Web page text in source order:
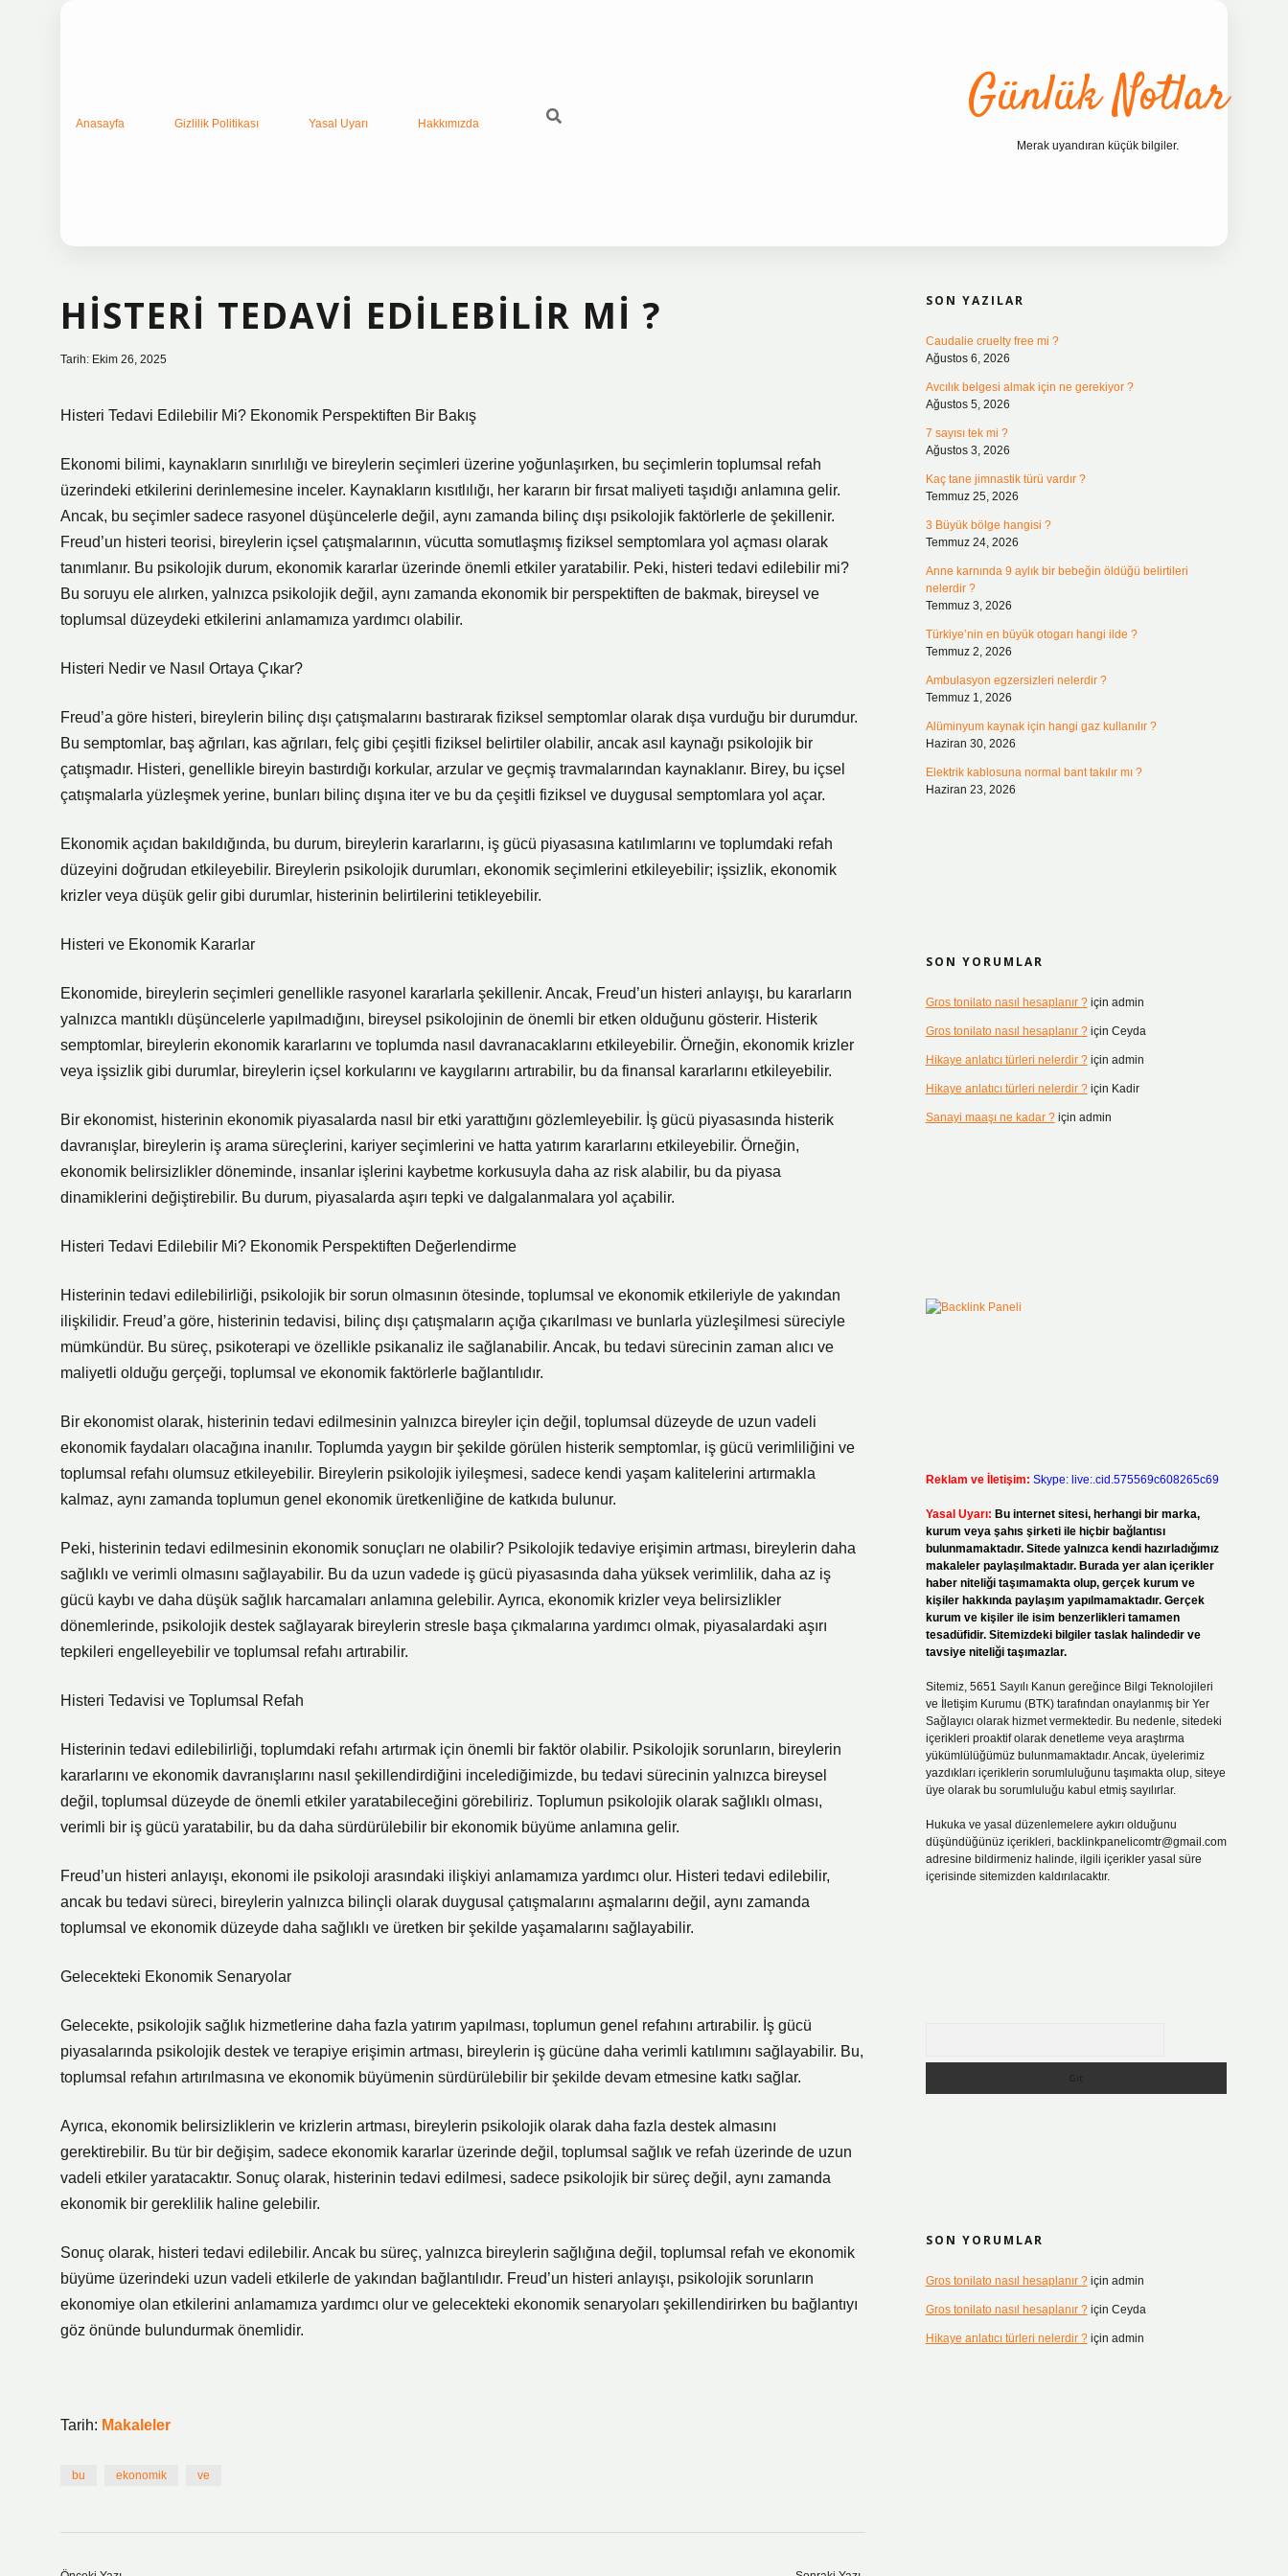
Anasayfa Gizlilik Politikası Yasal Uyarı Hakkımızda Günlük Notlar
Merak uyandıran küçük bilgiler.
HISTERI TEDAVI EDILEBILIR MI ?
Tarih: Ekim 26, 2025
Histeri Tedavi Edilebilir Mi? Ekonomik Perspektiften Bir Bakış
Ekonomi bilimi, kaynakların sınırlılığı ve bireylerin seçimleri üzerine yoğunlaşırken, bu seçimlerin toplumsal refah
üzerindeki etkilerini derinlemesine inceler. Kaynakların kısıtlılığı, her kararın bir fırsat maliyeti taşıdığı anlamına gelir.
Ancak, bu seçimler sadece rasyonel düşüncelerle değil, aynı zamanda bilinç dışı psikolojik faktörlerle de şekillenir.
Freud’un histeri teorisi, bireylerin içsel çatışmalarının, vücutta somutlaşmış fiziksel semptomlara yol açması olarak
tanımlanır. Bu psikolojik durum, ekonomik kararlar üzerinde önemli etkiler yaratabilir. Peki, histeri tedavi edilebilir mi?
Bu soruyu ele alırken, yalnızca psikolojik değil, aynı zamanda ekonomik bir perspektiften de bakmak, bireysel ve
toplumsal düzeydeki etkilerini anlamamıza yardımcı olabilir.
Histeri Nedir ve Nasıl Ortaya Çıkar?
Freud’a göre histeri, bireylerin bilinç dışı çatışmalarını bastırarak fiziksel semptomlar olarak dışa vurduğu bir durumdur.
Bu semptomlar, baş ağrıları, kas ağrıları, felç gibi çeşitli fiziksel belirtiler olabilir, ancak asıl kaynağı psikolojik bir
çatışmadır. Histeri, genellikle bireyin bastırdığı korkular, arzular ve geçmiş travmalarından kaynaklanır. Birey, bu içsel
çatışmalarla yüzleşmek yerine, bunları bilinç dışına iter ve bu da çeşitli fiziksel ve duygusal semptomlara yol açar.
Ekonomik açıdan bakıldığında, bu durum, bireylerin kararlarını, iş gücü piyasasına katılımlarını ve toplumdaki refah
düzeyini doğrudan etkileyebilir. Bireylerin psikolojik durumları, ekonomik seçimlerini etkileyebilir; işsizlik, ekonomik
krizler veya düşük gelir gibi durumlar, histerinin belirtilerini tetikleyebilir.
Histeri ve Ekonomik Kararlar
Ekonomide, bireylerin seçimleri genellikle rasyonel kararlarla şekillenir. Ancak, Freud’un histeri anlayışı, bu kararların
yalnızca mantıklı düşüncelerle yapılmadığını, bireysel psikolojinin de önemli bir etken olduğunu gösterir. Histerik
semptomlar, bireylerin ekonomik kararlarını ve toplumda nasıl davranacaklarını etkileyebilir. Örneğin, ekonomik krizler
veya işsizlik gibi durumlar, bireylerin içsel korkularını ve kaygılarını artırabilir, bu da finansal kararlarını etkileyebilir.
Bir ekonomist, histerinin ekonomik piyasalarda nasıl bir etki yarattığını gözlemleyebilir. İş gücü piyasasında histerik
davranışlar, bireylerin iş arama süreçlerini, kariyer seçimlerini ve hatta yatırım kararlarını etkileyebilir. Örneğin,
ekonomik belirsizlikler döneminde, insanlar işlerini kaybetme korkusuyla daha az risk alabilir, bu da piyasa
dinamiklerini değiştirebilir. Bu durum, piyasalarda aşırı tepki ve dalgalanmalara yol açabilir.
Histeri Tedavi Edilebilir Mi? Ekonomik Perspektiften Değerlendirme
Histerinin tedavi edilebilirliği, psikolojik bir sorun olmasının ötesinde, toplumsal ve ekonomik etkileriyle de yakından
ilişkilidir. Freud’a göre, histerinin tedavisi, bilinç dışı çatışmaların açığa çıkarılması ve bunlarla yüzleşilmesi süreciyle
mümkündür. Bu süreç, psikoterapi ve özellikle psikanaliz ile sağlanabilir. Ancak, bu tedavi sürecinin zaman alıcı ve
maliyetli olduğu gerçeği, toplumsal ve ekonomik faktörlerle bağlantılıdır.
Bir ekonomist olarak, histerinin tedavi edilmesinin yalnızca bireyler için değil, toplumsal düzeyde de uzun vadeli
ekonomik faydaları olacağına inanılır. Toplumda yaygın bir şekilde görülen histerik semptomlar, iş gücü verimliliğini ve
toplumsal refahı olumsuz etkileyebilir. Bireylerin psikolojik iyileşmesi, sadece kendi yaşam kalitelerini artırmakla
kalmaz, aynı zamanda toplumun genel ekonomik üretkenliğine de katkıda bulunur.
Peki, histerinin tedavi edilmesinin ekonomik sonuçları ne olabilir? Psikolojik tedaviye erişimin artması, bireylerin daha
sağlıklı ve verimli olmasını sağlayabilir. Bu da uzun vadede iş gücü piyasasında daha yüksek verimlilik, daha az iş
gücü kaybı ve daha düşük sağlık harcamaları anlamına gelebilir. Ayrıca, ekonomik krizler veya belirsizlikler
dönemlerinde, psikolojik destek sağlayarak bireylerin stresle başa çıkmalarına yardımcı olmak, piyasalardaki aşırı
tepkileri engelleyebilir ve toplumsal refahı artırabilir.
Histeri Tedavisi ve Toplumsal Refah
Histerinin tedavi edilebilirliği, toplumdaki refahı artırmak için önemli bir faktör olabilir. Psikolojik sorunların, bireylerin
kararlarını ve ekonomik davranışlarını nasıl şekillendirdiğini incelediğimizde, bu tedavi sürecinin yalnızca bireysel
değil, toplumsal düzeyde de önemli etkiler yaratabileceğini görebiliriz. Toplumun psikolojik olarak sağlıklı olması,
verimli bir iş gücü yaratabilir, bu da daha sürdürülebilir bir ekonomik büyüme anlamına gelir.
Freud’un histeri anlayışı, ekonomi ile psikoloji arasındaki ilişkiyi anlamamıza yardımcı olur. Histeri tedavi edilebilir,
ancak bu tedavi süreci, bireylerin yalnızca bilinçli olarak duygusal çatışmalarını aşmalarını değil, aynı zamanda
toplumsal ve ekonomik düzeyde daha sağlıklı ve üretken bir şekilde yaşamalarını sağlayabilir.
Gelecekteki Ekonomik Senaryolar
Gelecekte, psikolojik sağlık hizmetlerine daha fazla yatırım yapılması, toplumun genel refahını artırabilir. İş gücü
piyasalarında psikolojik destek ve terapiye erişimin artması, bireylerin iş gücüne daha verimli katılımını sağlayabilir. Bu,
toplumsal refahın artırılmasına ve ekonomik büyümenin sürdürülebilir bir şekilde devam etmesine katkı sağlar.
Ayrıca, ekonomik belirsizliklerin ve krizlerin artması, bireylerin psikolojik olarak daha fazla destek almasını
gerektirebilir. Bu tür bir değişim, sadece ekonomik kararlar üzerinde değil, toplumsal sağlık ve refah üzerinde de uzun
vadeli etkiler yaratacaktır. Sonuç olarak, histerinin tedavi edilmesi, sadece psikolojik bir süreç değil, aynı zamanda
ekonomik bir gereklilik haline gelebilir.
Sonuç olarak, histeri tedavi edilebilir. Ancak bu süreç, yalnızca bireylerin sağlığına değil, toplumsal refah ve ekonomik
büyüme üzerindeki uzun vadeli etkilerle de yakından bağlantılıdır. Freud’un histeri anlayışı, psikolojik sorunların
ekonomiye olan etkilerini anlamamıza yardımcı olur ve gelecekteki ekonomik senaryoları şekillendirirken bu bağlantıyı
göz önünde bulundurmak önemlidir.
Tarih: Makaleler
bu ekonomik ve
SON YAZILAR
Caudalie cruelty free mi ?
Ağustos 6, 2026
Avcılık belgesi almak için ne gerekiyor ?
Ağustos 5, 2026
7 sayısı tek mi ?
Ağustos 3, 2026
Kaç tane jimnastik türü vardır ?
Temmuz 25, 2026
3 Büyük bölge hangisi ?
Temmuz 24, 2026
Anne karnında 9 aylık bir bebeğin öldüğü belirtileri
nelerdir ?
Temmuz 3, 2026
Türkiye’nin en büyük otogarı hangi ilde ?
Temmuz 2, 2026
Ambulasyon egzersizleri nelerdir ?
Temmuz 1, 2026
Alüminyum kaynak için hangi gaz kullanılır ?
Haziran 30, 2026
Elektrik kablosuna normal bant takılır mı ?
Haziran 23, 2026
SON YORUMLAR
Gros tonilato nasıl hesaplanır ?için admin
Gros tonilato nasıl hesaplanır ?için Ceyda
Hikaye anlatıcı türleri nelerdir ?için admin
Hikaye anlatıcı türleri nelerdir ?için Kadir
Sanayi maaşı ne kadar ?için admin
Reklam ve İletişim: Skype: live:.cid.575569c608265c69
Yasal Uyarı: Bu internet sitesi, herhangi bir marka,
kurum veya şahıs şirketi ile hiçbir bağlantısı
bulunmamaktadır. Sitede yalnızca kendi hazırladığımız
makaleler paylaşılmaktadır. Burada yer alan içerikler
haber niteliği taşımamakta olup, gerçek kurum ve
kişiler hakkında paylaşım yapılmamaktadır. Gerçek
kurum ve kişiler ile isim benzerlikleri tamamen
tesadüfidir. Sitemizdeki bilgiler taslak halindedir ve
tavsiye niteliği taşımazlar.
Sitemiz, 5651 Sayılı Kanun gereğince Bilgi Teknolojileri
ve İletişim Kurumu (BTK) tarafından onaylanmış bir Yer
Sağlayıcı olarak hizmet vermektedir. Bu nedenle, sitedeki
içerikleri proaktif olarak denetleme veya araştırma
yükümlülüğümüz bulunmamaktadır. Ancak, üyelerimiz
yazdıkları içeriklerin sorumluluğunu taşımakta olup, siteye
üye olarak bu sorumluluğu kabul etmiş sayılırlar.
Hukuka ve yasal düzenlemelere aykırı olduğunu
düşündüğünüz içerikleri, backlinkpanelicomtr@gmail.com
adresine bildirmeniz halinde, ilgili içerikler yasal süre
içerisinde sitemizden kaldırılacaktır.
SON YORUMLAR
Gros tonilato nasıl hesaplanır ?için admin
Gros tonilato nasıl hesaplanır ?için Ceyda
Hikaye anlatıcı türleri nelerdir ?için admin